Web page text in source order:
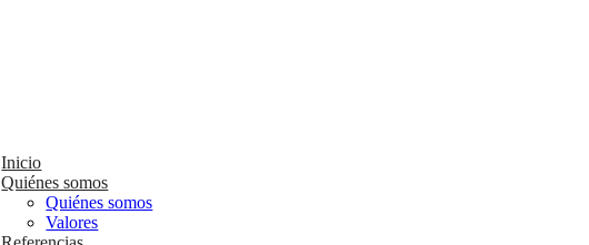
Inicio
Quiénes somos
Quiénes somos
Valores